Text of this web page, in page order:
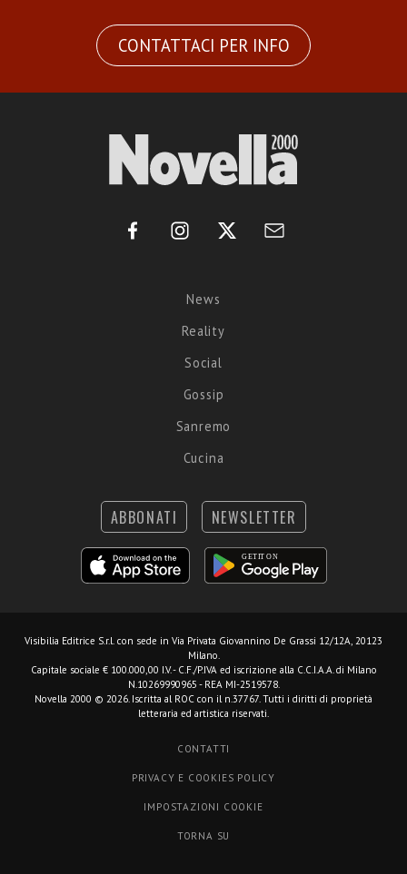
CONTATTACI PER INFO
News
Reality
Social
Gossip
Sanremo
Cucina
ABBONATI NEWSLETTER
Visibilia Editrice S.r.l. con sede in Via Privata Giovannino De Grassi 12/12A, 20123
Milano.
Capitale sociale € 100.000,00 I.V. - C.F./P.IVA ed iscrizione alla C.C.I.A.A. di Milano
N.10269990965 - REA MI-2519578.
Novella 2000 © 2026. Iscritta al ROC con il n.37767. Tutti i diritti di proprietà
letteraria ed artistica riservati.
CONTATTI
PRIVACY E COOKIES POLICY
IMPOSTAZIONI COOKIE
TORNA SU